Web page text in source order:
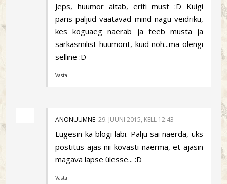
Jeps, huumor aitab, eriti must :D Kuigi
päris paljud vaatavad mind nagu veidriku,
kes koguaeg naerab ja teeb musta ja
sarkasmilist huumorit, kuid noh...ma olengi
selline :D
Vasta
ANONÜÜMNE 29. JUUNI 2015, KELL 12:43
Lugesin ka blogi läbi. Palju sai naerda, üks
postitus ajas nii kõvasti naerma, et ajasin
magava lapse ülesse... :D
Vasta